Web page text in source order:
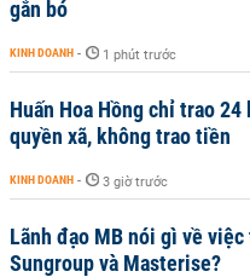
gắn bó
KINH DOANH - 1 phút trước
Huấn Hoa Hồng chỉ trao
quyền xã, không trao tiền
KINH DOANH - 3 giờ trước
Lãnh đạo MB nói gì về
Sungroup và Masterise?